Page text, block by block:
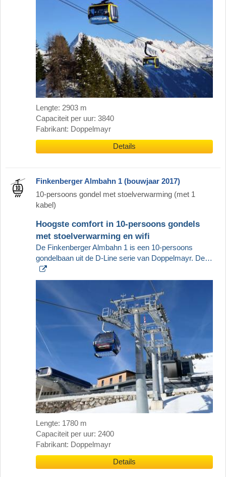
Lengte: 2903 m
Capaciteit per uur: 3840
Fabrikant: Doppelmayr
Details
Finkenberger Almbahn 1 (bouwjaar 2017)
10-persoons gondel met stoelverwarming (met 1
kabel)
Hoogste comfort in 10-persoons gondels
met stoelverwarming en wifi
De Finkenberger Almbahn 1 is een 10-persoons
gondelbaan uit de D-Line serie van Doppelmayr. De…
Lengte: 1780 m
Capaciteit per uur: 2400
Fabrikant: Doppelmayr
Details